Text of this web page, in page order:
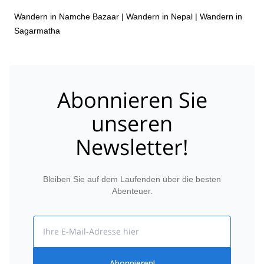
Wandern in Namche Bazaar | Wandern in Nepal | Wandern in
Sagarmatha
Abonnieren Sie
unseren
Newsletter!
Bleiben Sie auf dem Laufenden über die besten
Abenteuer.